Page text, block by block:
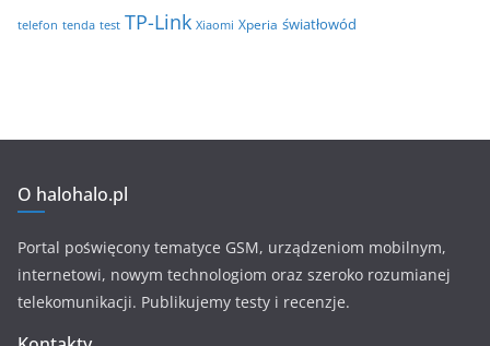
telefon tenda test TP-Link Xiaomi Xperia światłowód
O halohalo.pl
Portal poświęcony tematyce GSM, urządzeniom mobilnym,
internetowi, nowym technologiom oraz szeroko rozumianej
telekomunikacji. Publikujemy testy i recenzje.